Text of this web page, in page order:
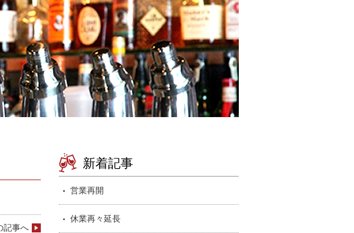
記事へ
新着記事
営業再開
休業再々延長